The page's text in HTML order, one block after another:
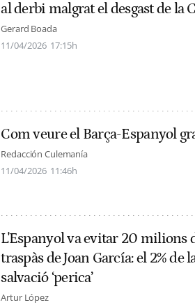
al derbi malgrat el desgast de la
Gerard Boada
11/04/2026 17:15h
Com veure el Barça-Espanyol
Redacción Culemanía
11/04/2026 11:46h
L'Espanyol va evitar 20 milions
traspàs de Joan García: el 2% de
salvació ‘perica’
Artur López